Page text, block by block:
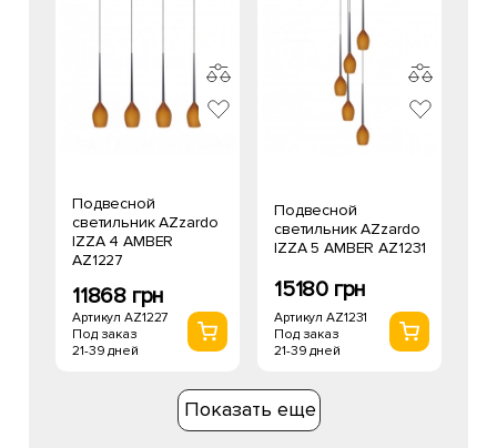
Подвесной
светильник AZzardo
IZZA 4 AMBER
AZ1227
11868 грн
Артикул AZ1227
Под заказ
21-39 дней
Подвесной
светильник AZzardo
IZZA 5 AMBER AZ1231
15180 грн
Артикул AZ1231
Под заказ
21-39 дней
Показать еще